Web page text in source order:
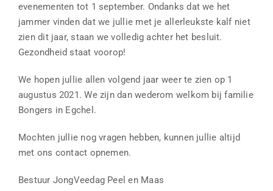
evenementen tot 1 september. Ondanks dat we het
jammer vinden dat we jullie met je allerleukste kalf niet
zien dit jaar, staan we volledig achter het besluit.
Gezondheid staat voorop!
We hopen jullie allen volgend jaar weer te zien op 1
augustus 2021. We zijn dan wederom welkom bij familie
Bongers in Egchel.
Mochten jullie nog vragen hebben, kunnen jullie altijd
met ons contact opnemen.
Bestuur JongVeedag Peel en Maas